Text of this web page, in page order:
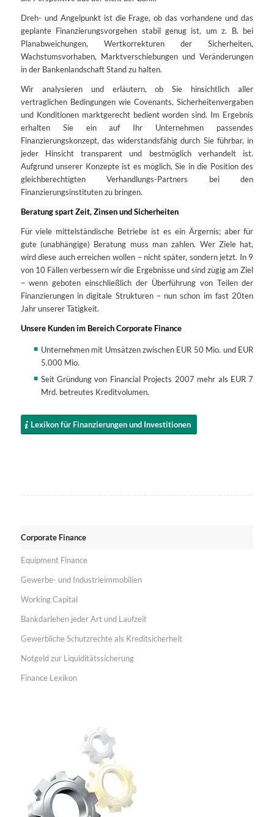
Dreh- und Angelpunkt ist die Frage, ob das vorhandene und das
geplante Finanzierungsvorgehen stabil genug ist, um z. B. bei
Planabweichungen, Wertkorrekturen der Sicherheiten,
Wachstumsvorhaben, Marktverschiebungen und Veränderungen
in der Bankenlandschaft Stand zu halten.
Wir analysieren und erläutern, ob Sie hinsichtlich aller
vertraglichen Bedingungen wie Covenants, Sicherheitenvergaben
und Konditionen marktgerecht bedient worden sind. Im Ergebnis
erhalten Sie ein auf Ihr Unternehmen passendes
Finanzierungskonzept, das widerstandsfähig durch Sie führbar, in
jeder Hinsicht transparent und bestmöglich verhandelt ist.
Aufgrund unserer Konzepte ist es möglich, Sie in die Position des
gleichberechtigten Verhandlungs-Partners bei den
Finanzierungsinstituten zu bringen.
Beratung spart Zeit, Zinsen und Sicherheiten
Für viele mittelständische Betriebe ist es ein Ärgernis; aber für
gute (unabhängige) Beratung muss man zahlen. Wer Ziele hat,
wird diese auch erreichen wollen – nicht später, sondern jetzt. In 9
von 10 Fällen verbessern wir die Ergebnisse und sind zügig am Ziel
– wenn geboten einschließlich der Überführung von Teilen der
Finanzierungen in digitale Strukturen – nun schon im fast 20ten
Jahr unserer Tätigkeit.
Unsere Kunden im Bereich Corporate Finance
Unternehmen mit Umsätzen zwischen EUR 50 Mio. und EUR
5.000 Mio.
Seit Gründung von Financial Projects 2007 mehr als EUR 7
Mrd. betreutes Kreditvolumen.
Lexikon für Finanzierungen und Investitionen
Corporate Finance
Equipment Finance
Gewerbe- und Industrieimmobilien
Working Capital
Bankdarlehen jeder Art und Laufzeit
Gewerbliche Schutzrechte als Kreditsicherheit
Notgeld zur Liquiditätssicherung
Finance Lexikon